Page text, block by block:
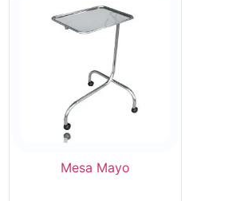
Mesa Mayo